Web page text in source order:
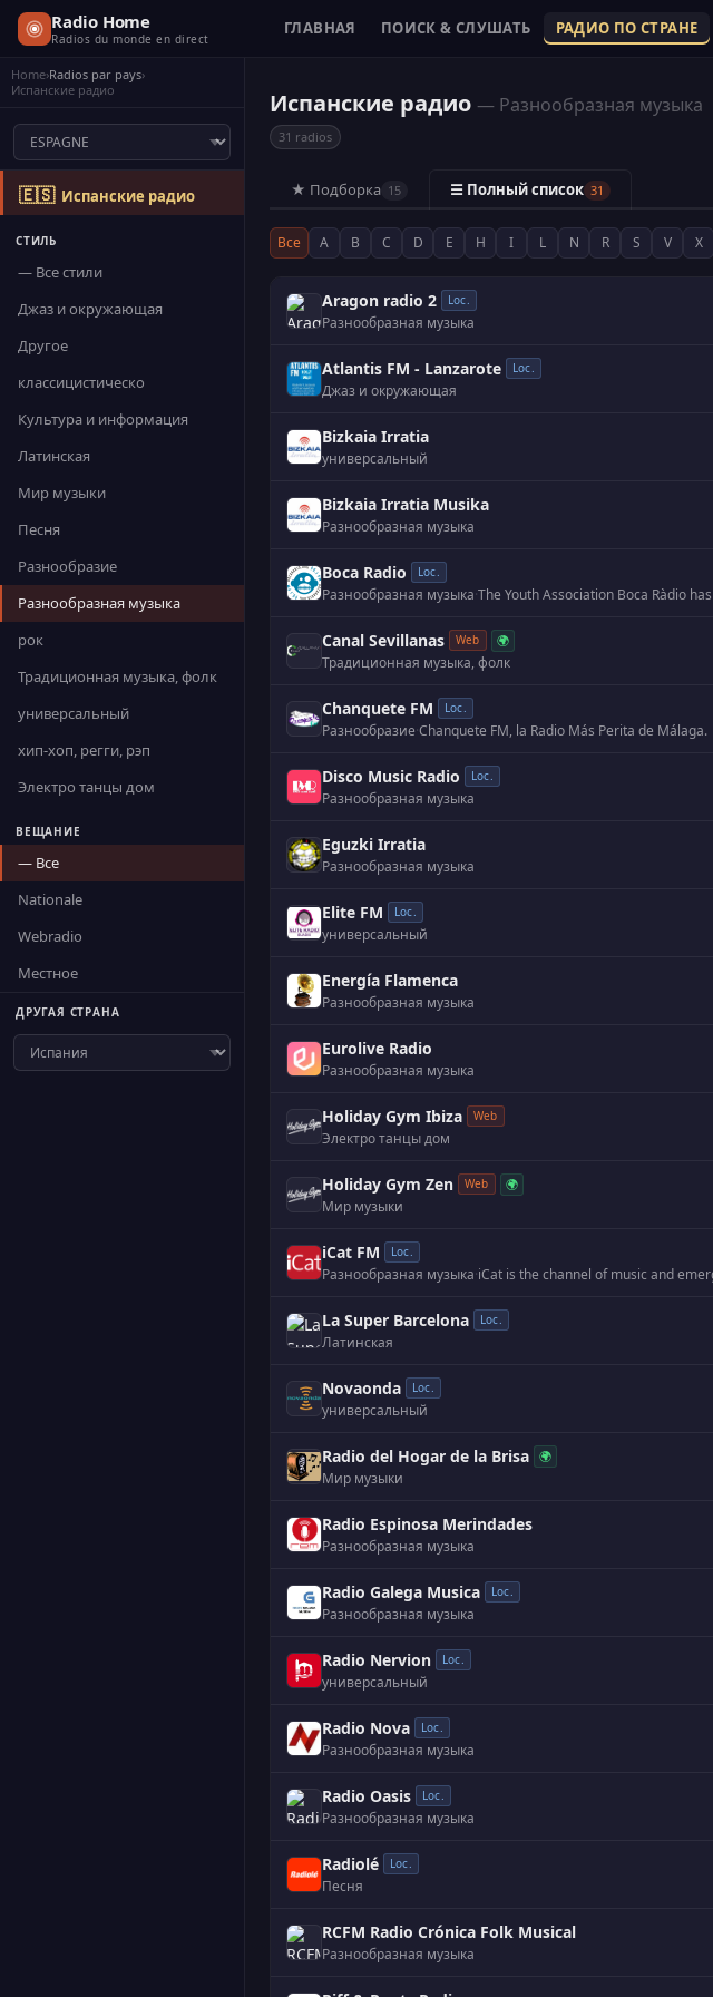
Radio Home
Radios du monde en direct
ГЛАВНАЯ ПОИСК & СЛУШАТЬ РАДИО ПО СТРАНЕ
Home›Radios par pays›
Испанские радио
🇪🇸 Испанские радио
СТИЛЬ
— Все стили
Джаз и окружающая
Другое
классицистическо
Культура и информация
Латинская
Мир музыки
Песня
Разнообразие
Разнообразная музыка
рок
Традиционная музыка, фолк
универсальный
хип-хоп, регги, рэп
Электро танцы дом
ВЕЩАНИЕ
— Все
Nationale
Webradio
Местное
ДРУГАЯ СТРАНА
Испанские радио — Разнообразная музыка
31 radios
★ Подборка 15 ☰ Полный список 31
Все A B C D E H I L N R S V X
Aragon radio 2 Loc.
Разнообразная музыка
Atlantis FM - Lanzarote Loc.
Джаз и окружающая
Bizkaia Irratia
универсальный
Bizkaia Irratia Musika
Разнообразная музыка
Boca Radio Loc.
Разнообразная музыка·
Canal Sevillanas Web 🌍
Традиционная музыка, фолк
Chanquete FM Loc.
Разнообразие·Chanquete FM, la Radio Más Perita de Málaga.
Disco Music Radio Loc.
Разнообразная музыка
Eguzki Irratia
Разнообразная музыка
Elite FM Loc.
универсальный
Energía Flamenca
Разнообразная музыка
Eurolive Radio
Разнообразная музыка
Holiday Gym Ibiza Web
Электро танцы дом
Holiday Gym Zen Web 🌍
Мир музыки
iCat FM Loc.
Разнообразная музыка·
La Super Barcelona Loc.
Латинская
Novaonda Loc.
универсальный
Radio del Hogar de la Brisa 🌍
Мир музыки
Radio Espinosa Merindades
Разнообразная музыка
Radio Galega Musica Loc.
Разнообразная музыка
Radio Nervion Loc.
универсальный
Radio Nova Loc.
Разнообразная музыка
Radio Oasis Loc.
Разнообразная музыка
Radiolé Loc.
Песня
RCFM Radio Crónica Folk Musical
Разнообразная музыка